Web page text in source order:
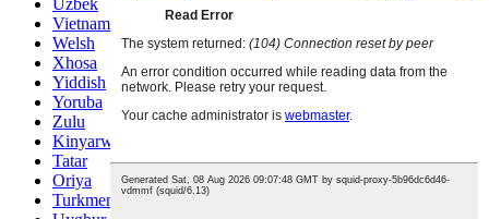
Uzbek
Vietnamese
Welsh
Xhosa
Yiddish
Yoruba
Zulu
Kinyarwanda
Tatar
Oriya
Turkmen